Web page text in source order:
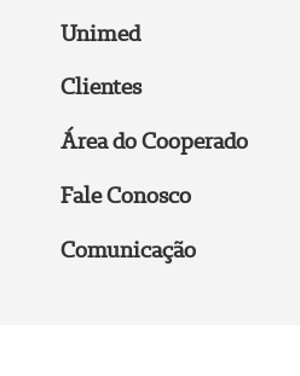
Unimed
Clientes
Área do Cooperado
Fale Conosco
Comunicação